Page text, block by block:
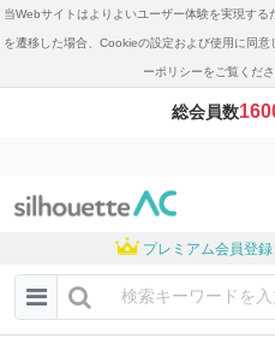
当Webサイトはよりよいユーザー体験を実現す
を遷移した場合、Cookieの設定および使用に同
ーポリシーをご覧くださ
総会員数
プレミアム会員登録